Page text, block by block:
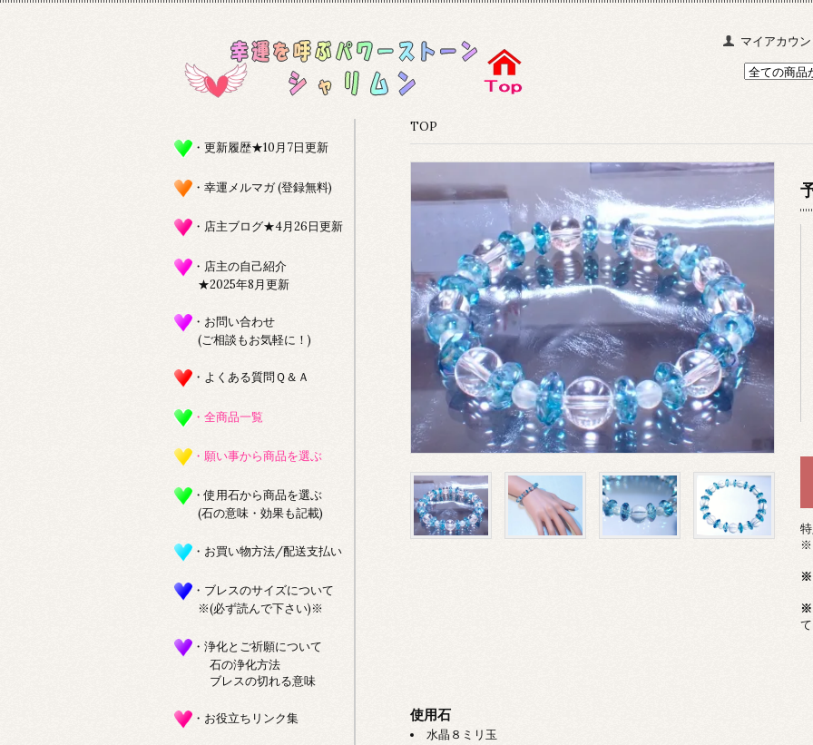
マイアカウ
TOP
※
※
※
使用石
水晶８ミリ玉
・更新履歴★10月7日更新
・幸運メルマガ (登録無料)
・店主ブログ★4月26日更新
・店主の自己紹介
★2025年8月更新
・お問い合わせ
(ご相談もお気軽に！)
・よくある質問Ｑ＆Ａ
・全商品一覧
・願い事から商品を選ぶ
・使用石から商品を選ぶ
(石の意味・効果も記載)
・お買い物方法/配送支払い
・ブレスのサイズについて
※(必ず読んで下さい)※
・浄化とご祈願について
石の浄化方法
ブレスの切れる意味
・お役立ちリンク集